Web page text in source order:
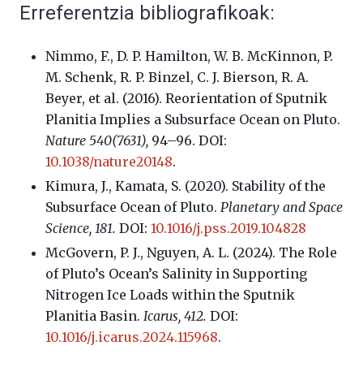
Erreferentzia bibliografikoak:
Nimmo, F., D. P. Hamilton, W. B. McKinnon, P.
M. Schenk, R. P. Binzel, C. J. Bierson, R. A.
Beyer, et al. (2016). Reorientation of Sputnik
Planitia Implies a Subsurface Ocean on Pluto.
Nature 540(7631), 94–96. DOI:
10.1038/nature20148.
Kimura, J., Kamata, S. (2020). Stability of the
Subsurface Ocean of Pluto. Planetary and Space
Science, 181. DOI: 10.1016/j.pss.2019.104828
McGovern, P. J., Nguyen, A. L. (2024). The Role
of Pluto’s Ocean’s Salinity in Supporting
Nitrogen Ice Loads within the Sputnik
Planitia Basin. Icarus, 412. DOI:
10.1016/j.icarus.2024.115968.